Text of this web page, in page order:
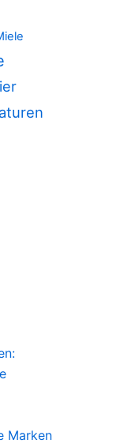
Marken